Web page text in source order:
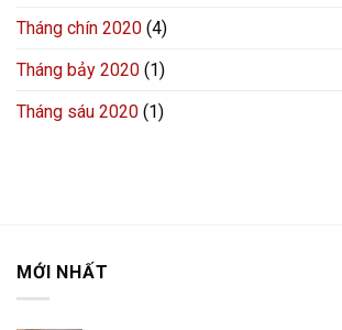
Tháng chín 2020 (4)
Tháng bảy 2020 (1)
Tháng sáu 2020 (1)
MỚI NHẤT